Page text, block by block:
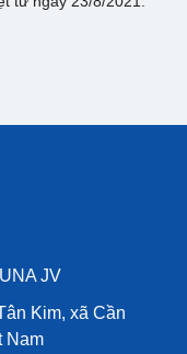
JV
Kim, xã Cần
Nam